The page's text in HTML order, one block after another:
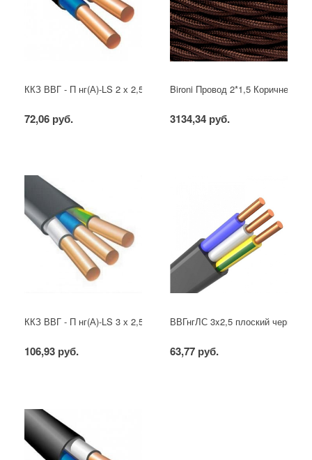
ККЗ ВВГ - П нг(А)-LS 2 х 2,5 ГОСТ
72,06 руб.
Bironi Провод 2*1,5 Коричневый
3134,34 руб.
ККЗ ВВГ - П нг(А)-LS 3 х 2,5 ГОСТ
106,93 руб.
ВВГнгЛС 3x2,5 плоский черный
63,77 руб.